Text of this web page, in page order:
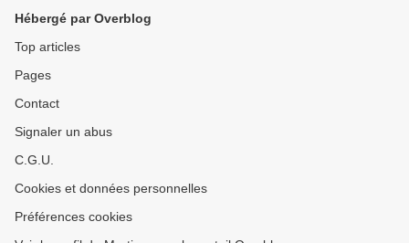
Hébergé par Overblog
Top articles
Pages
Contact
Signaler un abus
C.G.U.
Cookies et données personnelles
Préférences cookies